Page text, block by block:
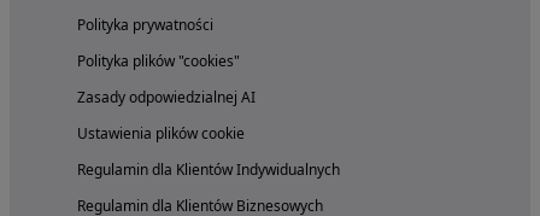
Polityka prywatności
Polityka plików "cookies"
Zasady odpowiedzialnej AI
Ustawienia plików cookie
Regulamin dla Klientów Indywidualnych
Regulamin dla Klientów Biznesowych